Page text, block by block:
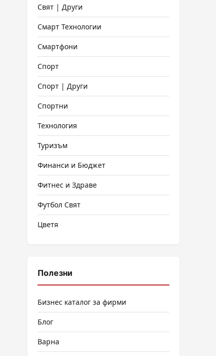
Свят | Други
Смарт Технологии
Смартфони
Спорт
Спорт | Други
Спортни
Технология
Туризъм
Финанси и Бюджет
Фитнес и Здраве
Футбол Свят
Цветя
Полезни
Бизнес каталог за фирми
Блог
Варна